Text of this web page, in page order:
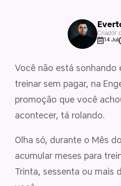
Criador
14 Jul
Você não está sonhando
treinar sem pagar, na
promoção que você
acontecer, tá rolando.
Olha só, durante o Mês
acumular meses para
Trinta, sessenta ou mais